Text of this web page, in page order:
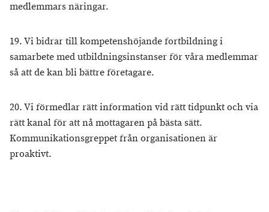
medlemmars näringar.
19. Vi bidrar till kompetenshöjande fortbildning i
samarbete med utbildningsinstanser för våra medlemmar
så att de kan bli bättre företagare.
20. Vi förmedlar rätt information vid rätt tidpunkt och via
rätt kanal för att nå mottagaren på bästa sätt.
Kommunikationsgreppet från organisationen är
proaktivt.